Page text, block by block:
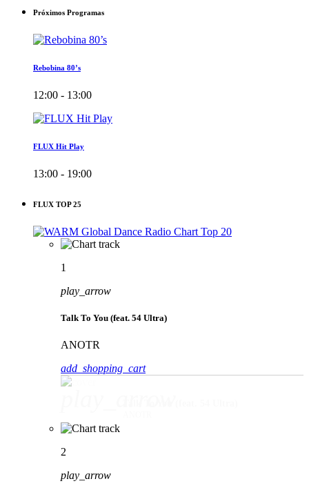
Próximos Programas
Rebobina 80’s
12:00 - 13:00
FLUX Hit Play
13:00 - 19:00
FLUX TOP 25
1
play_arrow
Talk To You (feat. 54 Ultra)
ANOTR
add_shopping_cart
2
play_arrow